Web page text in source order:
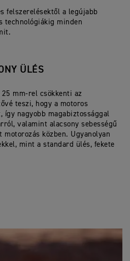
felszerelésektől a legújabb
technológiákig minden
ÜLÉS
mm-rel csökkenti az
teszi, hogy a motoros
így nagyobb magabiztossággal
valamint alacsony sebességű
közben. Ugyanolyan
mint a standard ülés, fekete